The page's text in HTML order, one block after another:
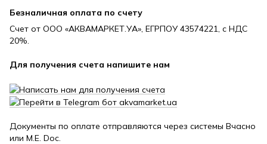
Безналичная оплата по счету
Счет от ООО «АКВАМАРКЕТ.УА», ЕГРПОУ 43574221, с НДС
20%.
Для получения счета напишите нам
Документы по оплате отправляются через системы Вчасно
или M.E. Doc.